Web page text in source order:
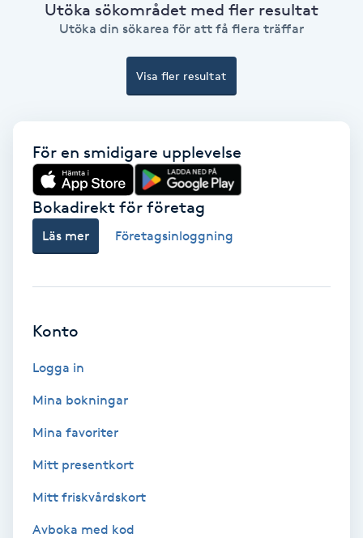
Keratinbehandling
Kiropraktik
Klangmassage
Klippning
Kosmetisk tatuering
Kroppsinpackning
Utöka sökområdet med fler resultat
Utöka din sökarea för att få flera träffar
Visa fler resultat
För en smidigare upplevelse
Bokadirekt för företag
Läs mer Företagsinloggning
Konto
Logga in
Mina bokningar
Mina favoriter
Mitt presentkort
Mitt friskvårdskort
Avboka med kod